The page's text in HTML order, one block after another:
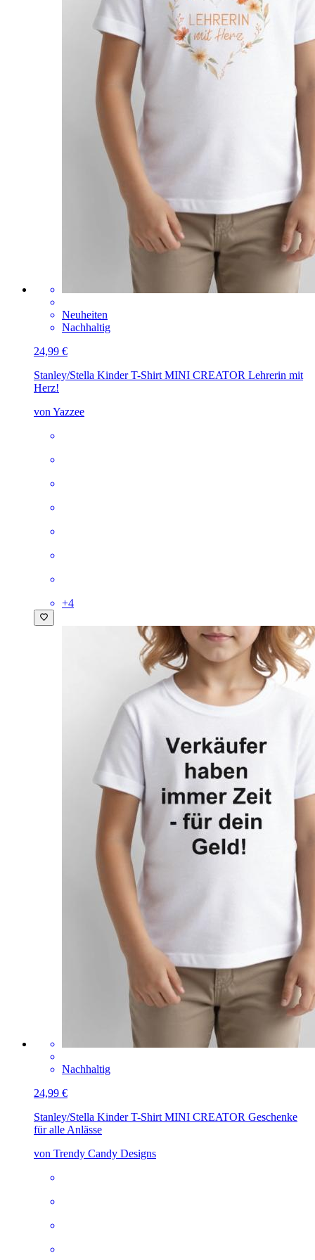
Neuheiten
Nachhaltig
24,99 €
Stanley/Stella Kinder T-Shirt MINI CREATOR Lehrerin mit
Herz!
von Yazzee
+4
Nachhaltig
24,99 €
Stanley/Stella Kinder T-Shirt MINI CREATOR Geschenke
für alle Anlässe
von Trendy Candy Designs